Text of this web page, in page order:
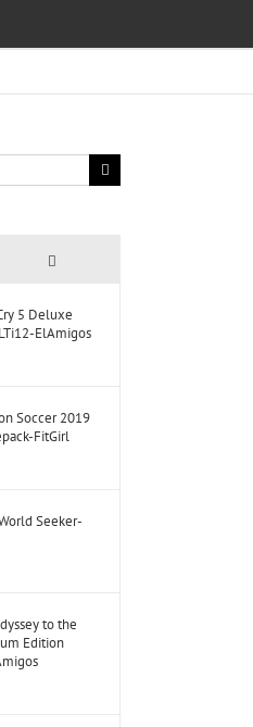
Comments
5 Deluxe
ElAmigos
Soccer 2019
FitGirl
Seeker-
to the
Edition